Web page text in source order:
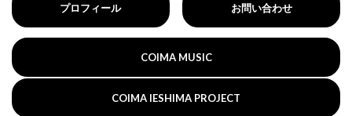
プロフィール お問い合わせ
COIMA MUSIC
COIMA IESHIMA PROJECT